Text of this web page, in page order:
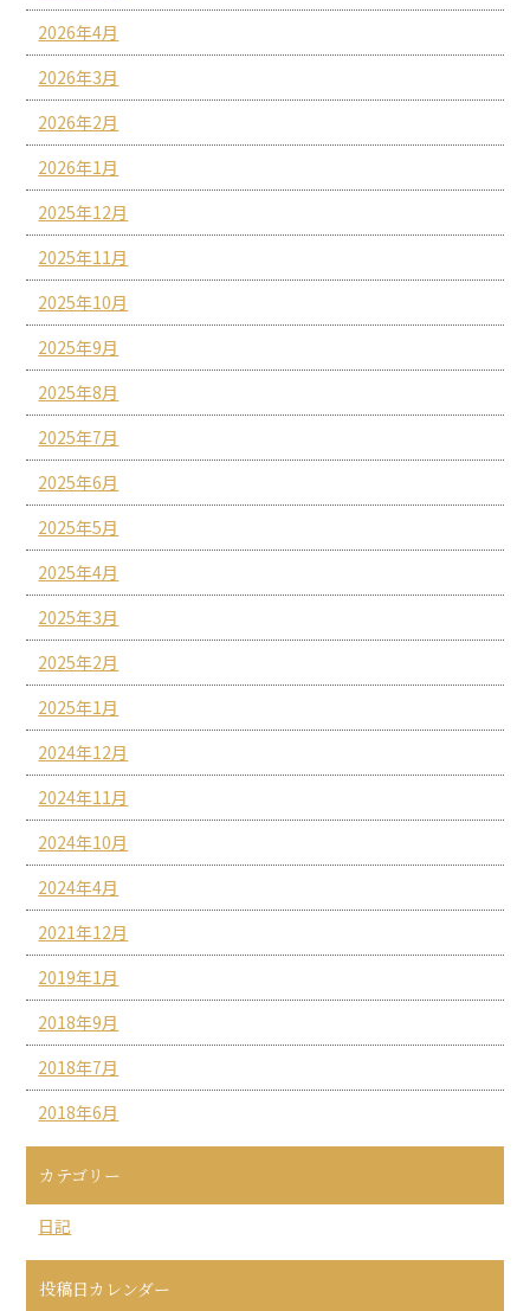
2026年4月
2026年3月
2026年2月
2026年1月
2025年12月
2025年11月
2025年10月
2025年9月
2025年8月
2025年7月
2025年6月
2025年5月
2025年4月
2025年3月
2025年2月
2025年1月
2024年12月
2024年11月
2024年10月
2024年4月
2021年12月
2019年1月
2018年9月
2018年7月
2018年6月
カテゴリー
日記
投稿日カレンダー